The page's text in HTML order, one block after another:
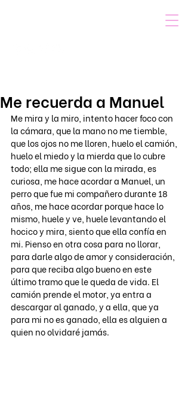
Me recuerda a Manuel
Me mira y la miro, intento hacer foco con
la cámara, que la mano no me tiemble,
que los ojos no me lloren, huelo el camión,
huelo el miedo y la mierda que lo cubre
todo; ella me sigue con la mirada, es
curiosa, me hace acordar a Manuel, un
perro que fue mi compañero durante 18
años, me hace acordar porque hace lo
mismo, huele y ve, huele levantando el
hocico y mira, siento que ella confía en
mi. Pienso en otra cosa para no llorar,
para darle algo de amor y consideración,
para que reciba algo bueno en este
último tramo que le queda de vida. El
camión prende el motor, ya entra a
descargar al ganado, y a ella, que ya
para mi no es ganado, ella es alguien a
quien no olvidaré jamás.